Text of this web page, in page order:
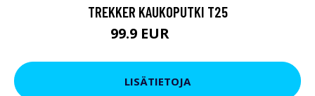
TREKKER KAUKOPUTKI T25
99.9 EUR
LISÄTIETOJA